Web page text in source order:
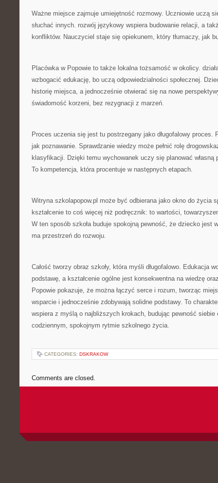
Ważne miejsce zajmuje umiejętność rozmowy. Uczniowie uczą
słuchać innych. rozwój językowy wspiera budowanie relacji, a
konfliktów. Nauczyciel staje się opiekunem, który tłumaczy, jak
Placówka w Popowie to także lokalna tożsamość w okolicy.
wzbogacić edukację, bo uczą odpowiedzialności społecznej.
historię miejsca, a jednocześnie otwierać się na nowe
świadomość korzeni, bez rezygnacji z marzeń.
Proces uczenia się jest tu postrzegany jako długofalowy proces.
jak poznawanie. Sprawdzanie wiedzy może pełnić rolę
klasyfikacji. Dzięki temu wychowanek uczy się planować własną
To kompetencja, która procentuje w następnych etapach.
Witryna szkolapopow.pl może być odbierana jako okno do życia
kształcenie to coś więcej niż podręcznik: to wartości,
W ten sposób szkoła buduje spokojną pewność, że dziecko jest
ma przestrzeń do rozwoju.
Całość tworzy obraz szkoły, która myśli długofalowo. Edukacja
podstawę, a kształcenie ogólne jest konsekwentna na wiedzę
Popowie pokazuje, że można łączyć serce i rozum, tworząc
wsparcie i jednocześnie zdobywają solidne podstawy. To
wspiera z myślą o najbliższych krokach, budując pewność siebie
codziennym, spokojnym rytmie szkolnego życia.
CATEGORIES: DSKRAKOW
Comments are closed.